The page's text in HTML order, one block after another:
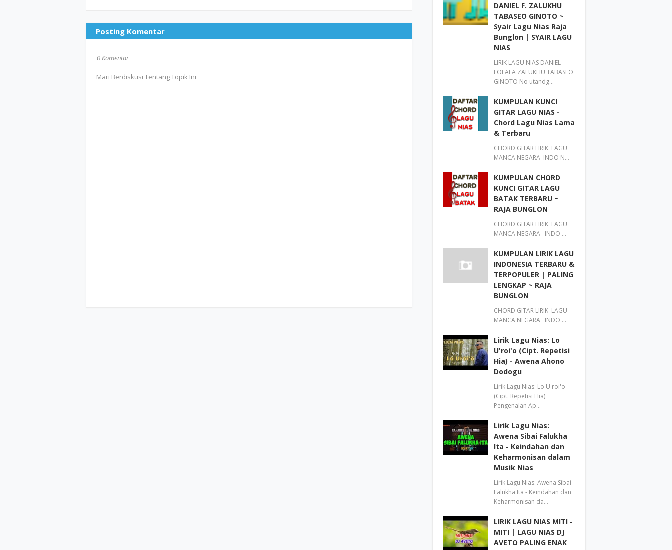
Posting Komentar
0 Komentar
Mari Berdiskusi Tentang Topik Ini
DANIEL F. ZALUKHU
TABASEO GINOTO ~
Syair Lagu Nias Raja
Bunglon | SYAIR LAGU
NIAS
LIRIK LAGU NIAS DANIEL
FOLALA ZALUKHU TABASEO
GINOTO No utanög…
KUMPULAN KUNCI
GITAR LAGU NIAS -
Chord Lagu Nias Lama
& Terbaru
CHORD GITAR LIRIK LAGU
MANCA NEGARA INDO N…
KUMPULAN CHORD
KUNCI GITAR LAGU
BATAK TERBARU ~
RAJA BUNGLON
CHORD GITAR LIRIK LAGU
MANCA NEGARA INDO …
KUMPULAN LIRIK LAGU
INDONESIA TERBARU &
TERPOPULER | PALING
LENGKAP ~ RAJA
BUNGLON
CHORD GITAR LIRIK LAGU
MANCA NEGARA INDO …
Lirik Lagu Nias: Lo
U'roi'o (Cipt. Repetisi
Hia) - Awena Ahono
Dodogu
Lirik Lagu Nias: Lo U'roi'o
(Cipt. Repetisi Hia)
Pengenalan Ap…
Lirik Lagu Nias:
Awena Sibai Falukha
Ita - Keindahan dan
Keharmonisan dalam
Musik Nias
Lirik Lagu Nias: Awena Sibai
Falukha Ita - Keindahan dan
Keharmonisan da…
LIRIK LAGU NIAS MITI -
MITI | LAGU NIAS DJ
AVETO PALING ENAK